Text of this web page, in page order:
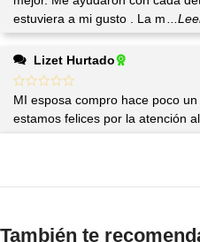
estuviera a mi gusto . La m
Lizet Hurtado
MI esposa compro hace poco un
estamos felices por la atención
También te